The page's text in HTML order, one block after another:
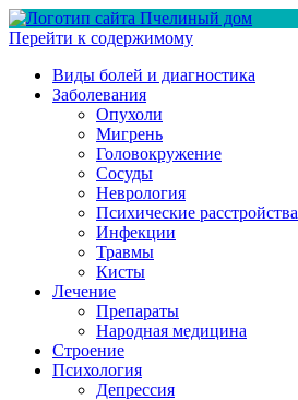
Перейти к содержимому
Виды болей и диагностика
Заболевания
Опухоли
Мигрень
Головокружение
Сосуды
Неврология
Психические расстройства
Инфекции
Травмы
Кисты
Лечение
Препараты
Народная медицина
Строение
Психология
Депрессия